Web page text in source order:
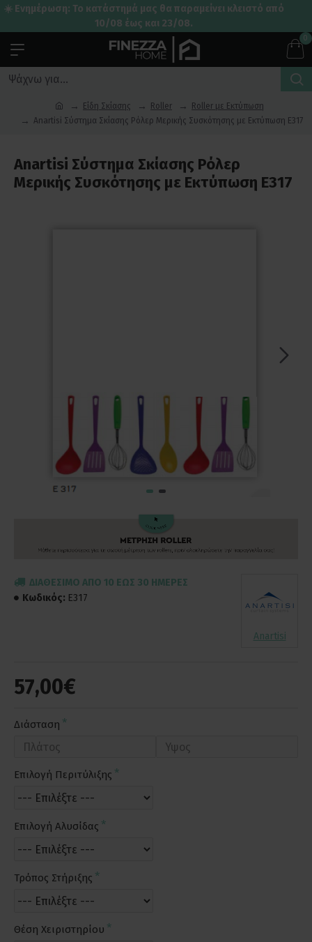
☀️ Ενημέρωση: Το κατάστημά μας θα παραμείνει κλειστό από
10/08 έως και 23/08.
0
Είδη Σκίασης Roller
Roller με Εκτύπωση
Anartisi Σύστημα Σκίασης Ρόλερ Μερικής Συσκότησης με Εκτύπωση E317
Anartisi Σύστημα Σκίασης Ρόλερ
Μερικής Συσκότησης με Εκτύπωση E317
57,00€
ΔΙΑΘΈΣΙΜΟ ΑΠΌ 10 ΈΩΣ 30 ΗΜΈΡΕΣ
Κωδικός: E317
Anartisi
Διάσταση
Επιλογή Περιτύλιξης
Επιλογή Αλυσίδας
Τρόπος Στήριξης
Θέση Χειριστηρίου